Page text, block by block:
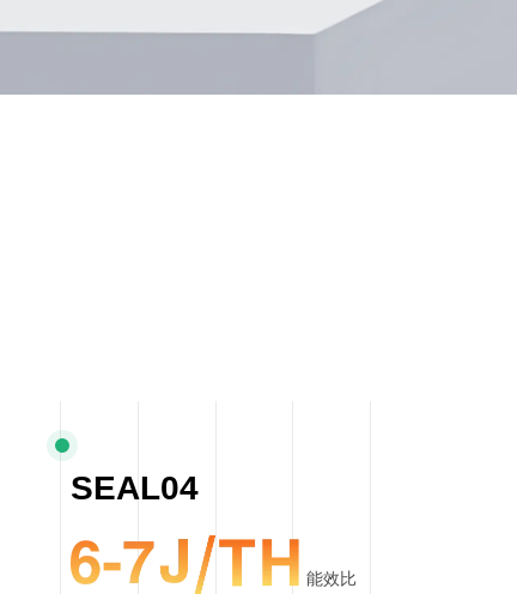
SEAL04
能效比